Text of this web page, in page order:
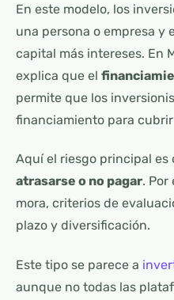
En este modelo, los
una persona o empresa y
capital más intereses. En
explica que el
permite que los
financiamiento para
Aquí el riesgo principal es
atrasarse o no pagar. Por
mora, criterios de
plazo y diversificación.
Este tipo se parece a
aunque no todas las